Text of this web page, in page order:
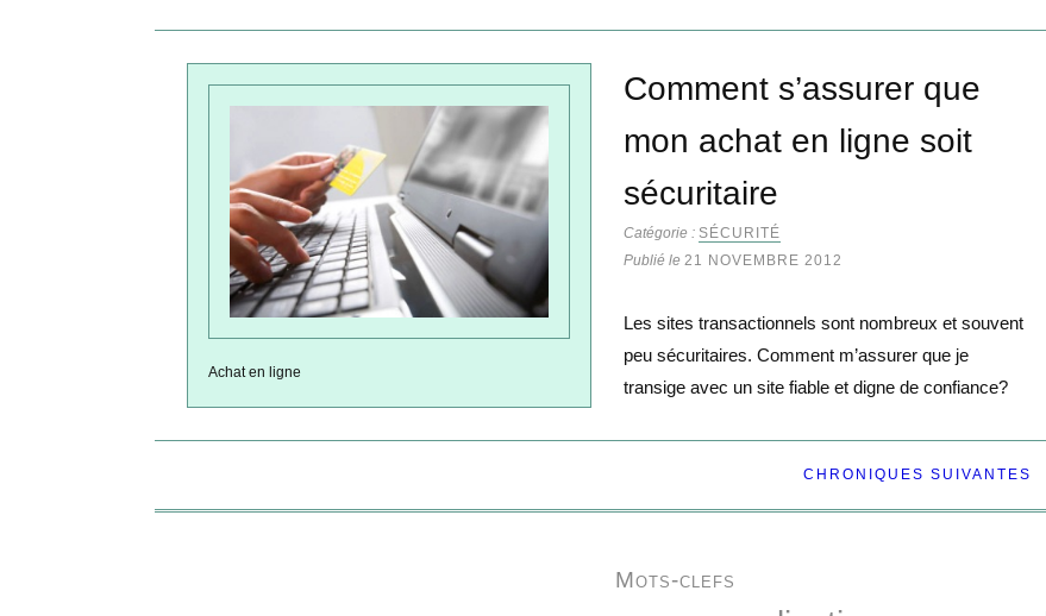
Achat en ligne
Comment s’assurer que
mon achat en ligne soit
sécuritaire
Catégorie : SÉCURITÉ
Publié le 21 NOVEMBRE 2012
Les sites transactionnels sont nombreux et souvent
peu sécuritaires. Comment m’assurer que je
transige avec un site fiable et digne de confiance?
CHRONIQUES SUIVANTES
Mots-clefs